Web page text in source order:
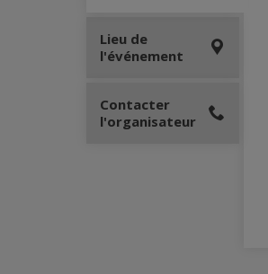
Lieu de
l'événement
Contacter
l'organisateur